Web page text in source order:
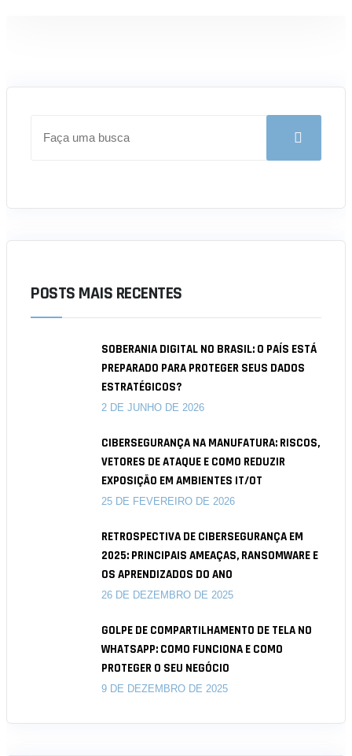
POSTS MAIS RECENTES
SOBERANIA DIGITAL NO BRASIL: O PAÍS ESTÁ
PREPARADO PARA PROTEGER SEUS DADOS
ESTRATÉGICOS?
2 DE JUNHO DE 2026
CIBERSEGURANÇA NA MANUFATURA: RISCOS,
VETORES DE ATAQUE E COMO REDUZIR
EXPOSIÇÃO EM AMBIENTES IT/OT
25 DE FEVEREIRO DE 2026
RETROSPECTIVA DE CIBERSEGURANÇA EM
2025: PRINCIPAIS AMEAÇAS, RANSOMWARE E
OS APRENDIZADOS DO ANO
26 DE DEZEMBRO DE 2025
GOLPE DE COMPARTILHAMENTO DE TELA NO
WHATSAPP: COMO FUNCIONA E COMO
PROTEGER O SEU NEGÓCIO
9 DE DEZEMBRO DE 2025